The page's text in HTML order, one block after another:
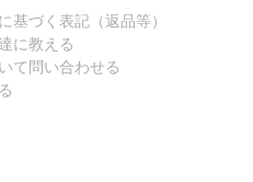
基づく表記（返品等）
に教える
て問い合わせる